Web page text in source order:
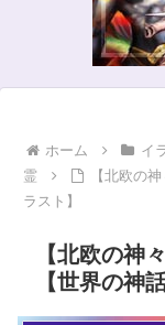
ホーム イ
霊
【北欧の
ラスト】
【北欧の神
【世界の神